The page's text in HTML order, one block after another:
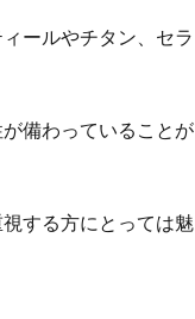
ールやチタン、セラ
備わっていることが
する方にとっては魅